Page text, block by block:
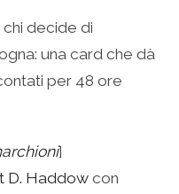
chi decide di
una card che dà
per 48 ore
]
D. Haddow con